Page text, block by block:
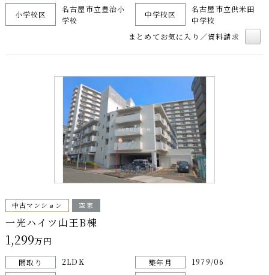
小学校区
名古屋市立豊治小
学校
中学校区
名古屋市立供米田
中学校
まとめてお気に入り／資料請求
中古マンション 空家
一光ハイツ山王B棟
1,299万円
間取り 2LDK 築年月
1979/06